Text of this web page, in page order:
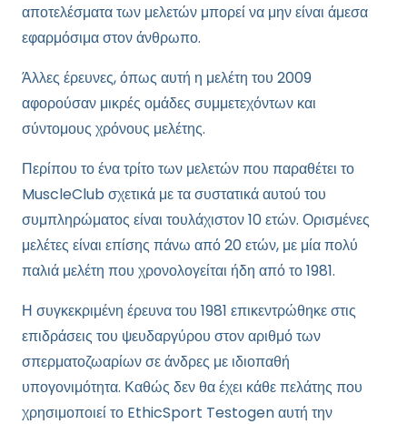
αποτελέσματα των μελετών μπορεί να μην είναι άμεσα
εφαρμόσιμα στον άνθρωπο.
Άλλες έρευνες, όπως αυτή η μελέτη του 2009
αφορούσαν μικρές ομάδες συμμετεχόντων και
σύντομους χρόνους μελέτης.
Περίπου το ένα τρίτο των μελετών που παραθέτει το
MuscleClub σχετικά με τα συστατικά αυτού του
συμπληρώματος είναι τουλάχιστον 10 ετών. Ορισμένες
μελέτες είναι επίσης πάνω από 20 ετών, με μία πολύ
παλιά μελέτη που χρονολογείται ήδη από το 1981.
Η συγκεκριμένη έρευνα του 1981 επικεντρώθηκε στις
επιδράσεις του ψευδαργύρου στον αριθμό των
σπερματοζωαρίων σε άνδρες με ιδιοπαθή
υπογονιμότητα. Καθώς δεν θα έχει κάθε πελάτης που
χρησιμοποιεί το EthicSport Testogen αυτή την